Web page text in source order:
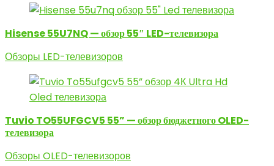
Hisense 55U7NQ — обзор 55″ LED-телевизора
Обзоры LED-телевизоров
Tuvio TO55UFGCV5 55” — обзор бюджетного OLED-
телевизора
Обзоры OLED-телевизоров